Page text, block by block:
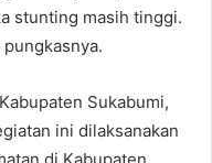
stunting masih tinggi.
Sukabumi,
ini dilaksanakan